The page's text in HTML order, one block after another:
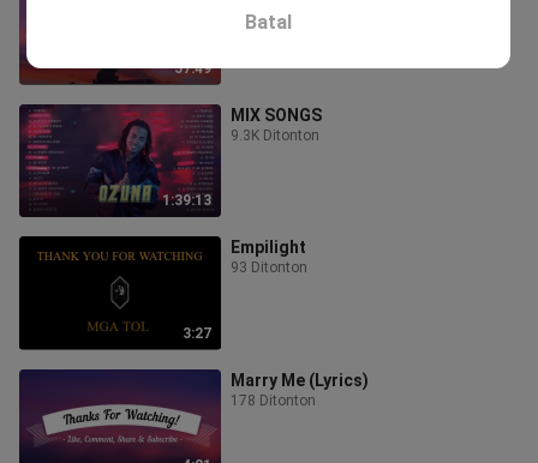
57:49
1:39:13
MIX SONGS
9.3K Ditonton
3:27
Empilight
93 Ditonton
Marry Me (Lyrics)
178 Ditonton
Batal